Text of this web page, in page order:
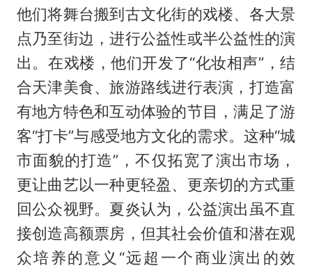
他们将舞台搬到古文化街的戏楼、各大景
点乃至街边，进行公益性或半公益性的演
出。在戏楼，他们开发了“化妆相声”，结
合天津美食、旅游路线进行表演，打造富
有地方特色和互动体验的节目，满足了游
客“打卡”与感受地方文化的需求。这种“城
市面貌的打造”，不仅拓宽了演出市场，
更让曲艺以一种更轻盈、更亲切的方式重
回公众视野。夏炎认为，公益演出虽不直
接创造高额票房，但其社会价值和潜在观
众培养的意义“远超一个商业演出的效